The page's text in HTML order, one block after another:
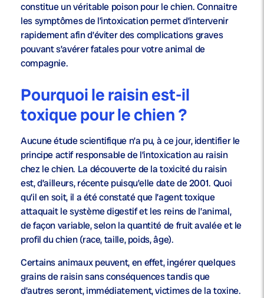
constitue un véritable poison pour le chien. Connaitre
les symptômes de l’intoxication permet d’intervenir
rapidement afin d’éviter des complications graves
pouvant s’avérer fatales pour votre animal de
compagnie.
Pourquoi le raisin est-il
toxique pour le chien ?
Aucune étude scientifique n’a pu, à ce jour, identifier le
principe actif responsable de l’intoxication au raisin
chez le chien. La découverte de la toxicité du raisin
est, d’ailleurs, récente puisqu’elle date de 2001. Quoi
qu’il en soit, il a été constaté que l’agent toxique
attaquait le système digestif et les reins de l’animal,
de façon variable, selon la quantité de fruit avalée et le
profil du chien (race, taille, poids, âge).
Certains animaux peuvent, en effet, ingérer quelques
grains de raisin sans conséquences tandis que
d’autres seront, immédiatement, victimes de la toxine.